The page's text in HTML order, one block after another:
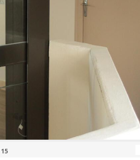
15